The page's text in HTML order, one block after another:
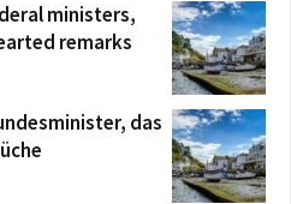
ministers,
remarks
das